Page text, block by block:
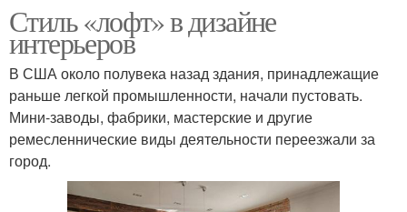
Стиль «лофт» в дизайне
интерьеров
В США около полувека назад здания, принадлежащие
раньше легкой промышленности, начали пустовать.
Мини-заводы, фабрики, мастерские и другие
ремесленнические виды деятельности переезжали за
город.